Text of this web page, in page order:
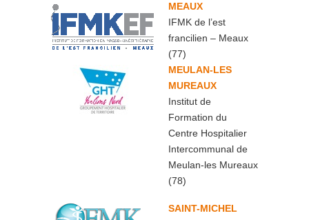
MEAUX
IFMK de l’est
francilien – Meaux
(77)
MEULAN-LES
MUREAUX
Institut de
Formation du
Centre Hospitalier
Intercommunal de
Meulan-les Mureaux
(78)
SAINT-MICHEL